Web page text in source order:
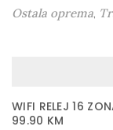
Ostala oprema
WIFI RELEJ 16
99.90 KM